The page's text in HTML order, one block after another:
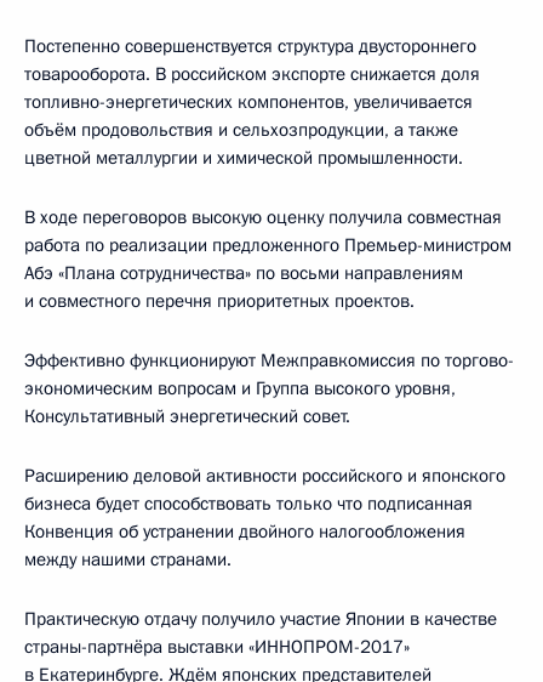
Постепенно совершенствуется структура двустороннего
товарооборота. В российском экспорте снижается доля
топливно-энергетических компонентов, увеличивается
объём продовольствия и сельхозпродукции, а также
цветной металлургии и химической промышленности.
В ходе переговоров высокую оценку получила совместная
работа по реализации предложенного Премьер-министром
Абэ «Плана сотрудничества» по восьми направлениям
и совместного перечня приоритетных проектов.
Эффективно функционируют Межправкомиссия по торгово-
экономическим вопросам и Группа высокого уровня,
Консультативный энергетический совет.
Расширению деловой активности российского и японского
бизнеса будет способствовать только что подписанная
Конвенция об устранении двойного налогообложения
между нашими странами.
Практическую отдачу получило участие Японии в качестве
страны-партнёра выставки «ИННОПРОМ-2017»
в Екатеринбурге. Ждём японских представителей